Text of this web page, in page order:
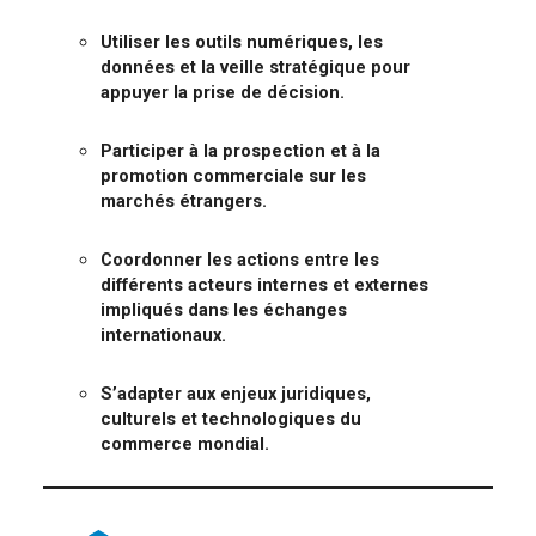
Utiliser les outils numériques, les
données et la veille stratégique pour
appuyer la prise de décision.
Participer à la prospection et à la
promotion commerciale sur les
marchés étrangers.
Coordonner les actions entre les
différents acteurs internes et externes
impliqués dans les échanges
internationaux.
S’adapter aux enjeux juridiques,
culturels et technologiques du
commerce mondial.